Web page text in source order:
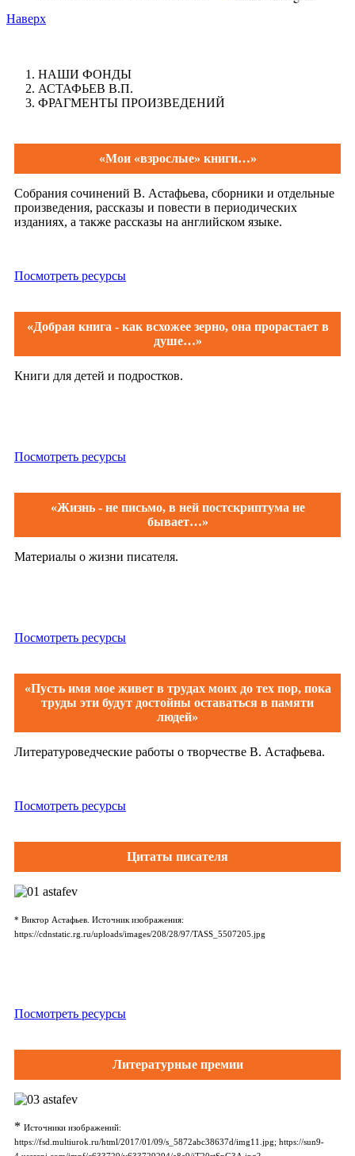
Наверх
НАШИ ФОНДЫ
АСТАФЬЕВ В.П.
ФРАГМЕНТЫ ПРОИЗВЕДЕНИЙ
«Мои «взрослые» книги…»
Собрания сочинений В. Астафьева, сборники и отдельные
произведения, рассказы и повести в периодических
изданиях, а также рассказы на английском языке.
Посмотреть ресурсы
«Добрая книга - как всхожее зерно, она прорастает в
душе…»
Книги для детей и подростков.
Посмотреть ресурсы
«Жизнь - не письмо, в ней постскриптума не
бывает…»
Материалы о жизни писателя.
Посмотреть ресурсы
«Пусть имя мое живет в трудах моих до тех пор, пока
труды эти будут достойны оставаться в памяти
людей»
Литературоведческие работы о творчестве В. Астафьева.
Посмотреть ресурсы
Цитаты писателя
* Виктор Астафьев. Источник изображения:
https://cdnstatic.rg.ru/uploads/images/208/28/97/TASS_5507205.jpg
Посмотреть ресурсы
Литературные премии
* Источники изображений:
https://fsd.multiurok.ru/html/2017/01/09/s_5872abc38637d/img11.jpg; https://sun9-